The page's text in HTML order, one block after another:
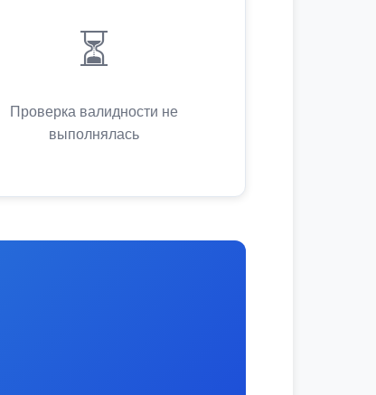
⏳
Проверка валидности не
выполнялась